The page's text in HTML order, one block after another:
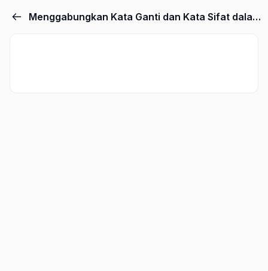
Menggabungkan Kata Ganti dan Kata Sifat dalam Kalimat